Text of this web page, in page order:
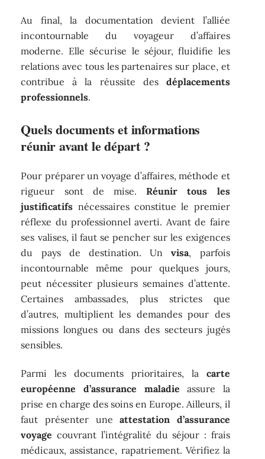
Au final, la documentation devient l’alliée
incontournable du voyageur d’affaires
moderne. Elle sécurise le séjour, fluidifie les
relations avec tous les partenaires sur place, et
contribue à la réussite des déplacements
professionnels.
Quels documents et informations
réunir avant le départ ?
Pour préparer un voyage d’affaires, méthode et
rigueur sont de mise.Réunir tous les
justificatifs nécessaires constitue le premier
réflexe du professionnel averti. Avant de faire
ses valises, il faut se pencher sur les exigences
du pays de destination. Unvisa, parfois
incontournable même pour quelques jours,
peut nécessiter plusieurs semaines d’attente.
Certaines ambassades, plus strictes que
d’autres, multiplient les demandes pour des
missions longues ou dans des secteurs jugés
sensibles.
Parmi les documents prioritaires, la carte
européenne d’assurance maladie assure la
prise en charge des soins en Europe. Ailleurs, il
faut présenter uneattestation d’assurance
voyage couvrant l’intégralité du séjour : frais
médicaux, assistance, rapatriement. Vérifiez la